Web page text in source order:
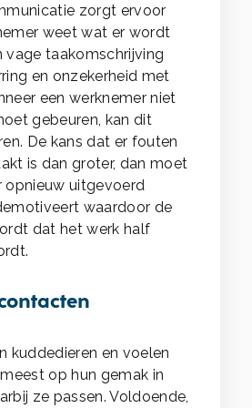
zorgt ervoor
weet wat er wordt
vage taakomschrijving
en onzekerheid met
een werknemer niet
gebeuren, kan dit
De kans dat er fouten
is dan groter, dan moet
opnieuw uitgevoerd
waardoor de
dat het werk half
kuddedieren en voelen
op hun gemak in
ze passen. Voldoende,